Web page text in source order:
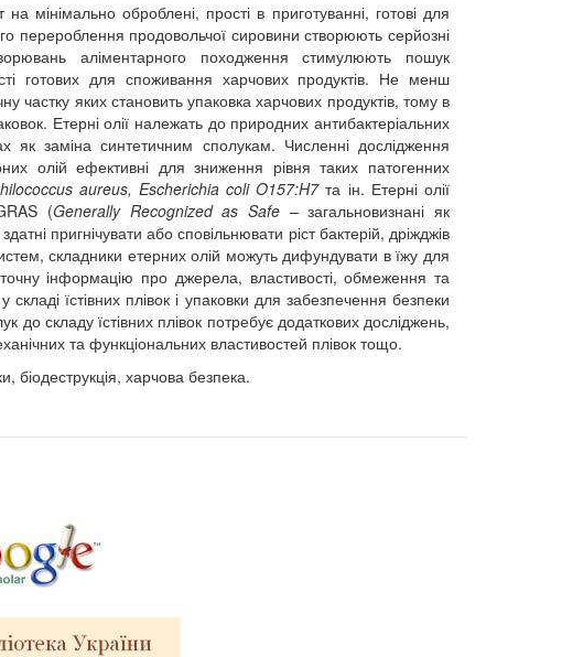
мінімально оброблені, прості в приготуванні, готові для
перероблення продовольчої сировини створюють серйозні
аліментарного походження стимулюють пошук
готових для споживання харчових продуктів. Не менш
частку яких становить упаковка харчових продуктів, тому в
Етерні олії належать до природних антибактеріальних
як заміна синтетичним сполукам. Численні дослідження
олій ефективні для зниження рівня таких патогенних
aureus, Escherichia coli O157:H7та ін. Етерні олії
(Generally Recognized as Safe – загальновизнані як
пригнічувати або сповільнювати ріст бактерій, дріжджів
складники етерних олій можуть дифундувати в їжу для
інформацію про джерела, властивості, обмеження та
їстівних плівок і упаковки для забезпечення безпеки
складу їстівних плівок потребує додаткових досліджень,
та функціональних властивостей плівок тощо.
біодеструкція, харчова безпека.